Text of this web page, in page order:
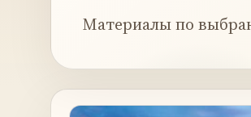
Материалы по